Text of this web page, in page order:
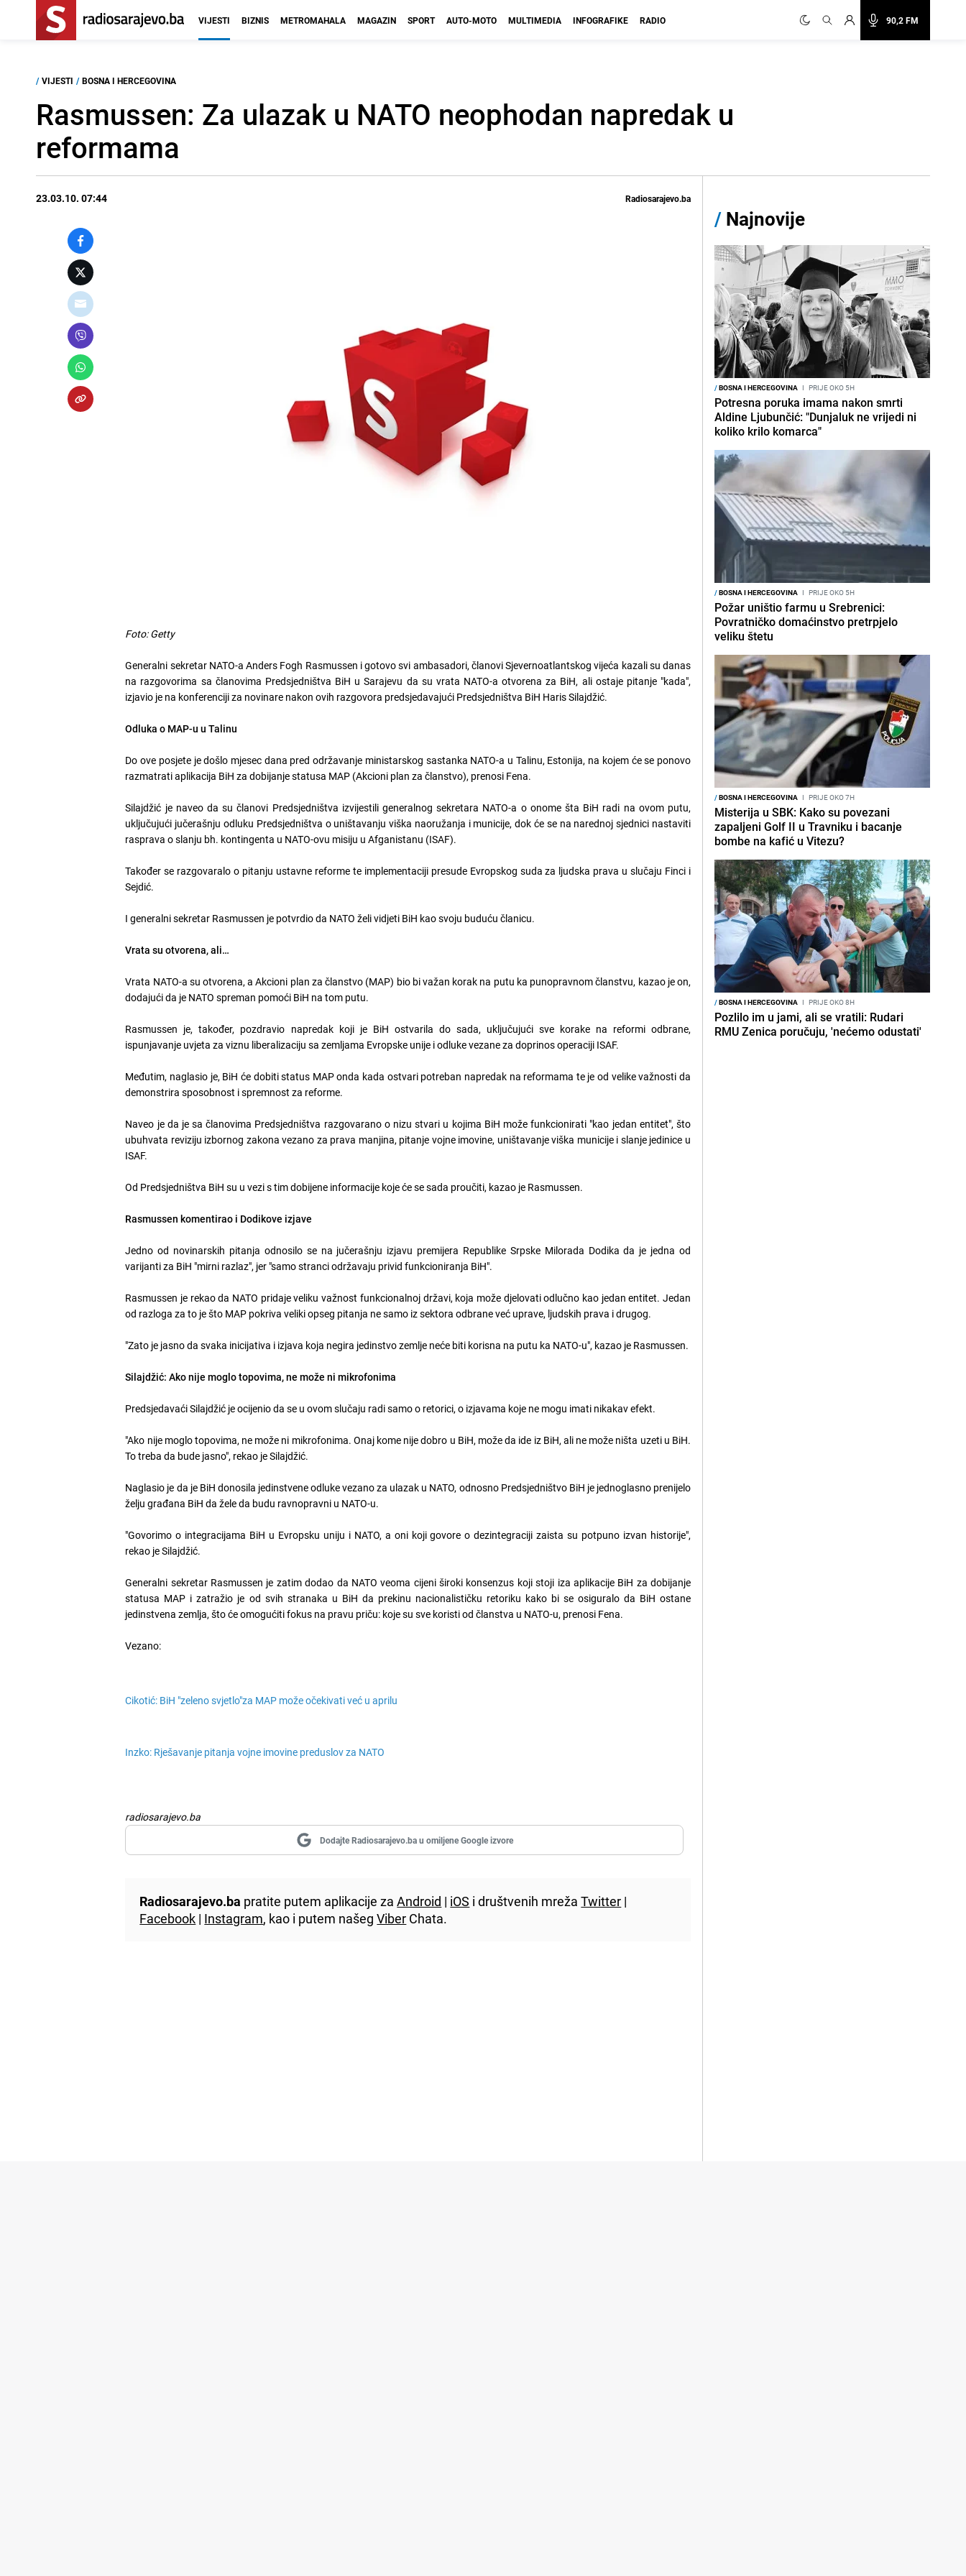
90,2 FM
VIJESTI BIZNIS METROMAHALA MAGAZIN SPORT AUTO-MOTO MULTIMEDIA INFOGRAFIKE RADIO
/ VIJESTI / BOSNA I HERCEGOVINA
Rasmussen: Za ulazak u NATO neophodan napredak u
reformama
23.03.10. 07:44 Radiosarajevo.ba
Foto: Getty
Generalni sekretar NATO-a Anders Fogh Rasmussen i gotovo svi ambasadori, članovi Sjevernoatlantskog vijeća kazali su danas
na razgovorima sa članovima Predsjedništva BiH u Sarajevu da su vrata NATO-a otvorena za BiH, ali ostaje pitanje "kada",
izjavio je na konferenciji za novinare nakon ovih razgovora predsjedavajući Predsjedništva BiH Haris Silajdžić.
Odluka o MAP-u u Talinu
Do ove posjete je došlo mjesec dana pred održavanje ministarskog sastanka NATO-a u Talinu, Estonija, na kojem će se ponovo
razmatrati aplikacija BiH za dobijanje statusa MAP (Akcioni plan za članstvo), prenosi Fena.
Silajdžić je naveo da su članovi Predsjedništva izvijestili generalnog sekretara NATO-a o onome šta BiH radi na ovom putu,
uključujući jučerašnju odluku Predsjedništva o uništavanju viška naoružanja i municije, dok će se na narednoj sjednici nastaviti
rasprava o slanju bh. kontingenta u NATO-ovu misiju u Afganistanu (ISAF).
Također se razgovaralo o pitanju ustavne reforme te implementaciji presude Evropskog suda za ljudska prava u slučaju Finci i
Sejdić.
I generalni sekretar Rasmussen je potvrdio da NATO želi vidjeti BiH kao svoju buduću članicu.
Vrata su otvorena, ali…
Vrata NATO-a su otvorena, a Akcioni plan za članstvo (MAP) bio bi važan korak na putu ka punopravnom članstvu, kazao je on,
dodajući da je NATO spreman pomoći BiH na tom putu.
Rasmussen je, također, pozdravio napredak koji je BiH ostvarila do sada, uključujući sve korake na reformi odbrane,
ispunjavanje uvjeta za viznu liberalizaciju sa zemljama Evropske unije i odluke vezane za doprinos operaciji ISAF.
Međutim, naglasio je, BiH će dobiti status MAP onda kada ostvari potreban napredak na reformama te je od velike važnosti da
demonstrira sposobnost i spremnost za reforme.
Naveo je da je sa članovima Predsjedništva razgovarano o nizu stvari u kojima BiH može funkcionirati "kao jedan entitet", što
ubuhvata reviziju izbornog zakona vezano za prava manjina, pitanje vojne imovine, uništavanje viška municije i slanje jedinice u
ISAF.
Od Predsjedništva BiH su u vezi s tim dobijene informacije koje će se sada proučiti, kazao je Rasmussen.
Rasmussen komentirao i Dodikove izjave
Jedno od novinarskih pitanja odnosilo se na jučerašnju izjavu premijera Republike Srpske Milorada Dodika da je jedna od
varijanti za BiH "mirni razlaz", jer "samo stranci održavaju privid funkcioniranja BiH".
Rasmussen je rekao da NATO pridaje veliku važnost funkcionalnoj državi, koja može djelovati odlučno kao jedan entitet. Jedan
od razloga za to je što MAP pokriva veliki opseg pitanja ne samo iz sektora odbrane već uprave, ljudskih prava i drugog.
"Zato je jasno da svaka inicijativa i izjava koja negira jedinstvo zemlje neće biti korisna na putu ka NATO-u", kazao je Rasmussen.
Silajdžić: Ako nije moglo topovima, ne može ni mikrofonima
Predsjedavaći Silajdžić je ocijenio da se u ovom slučaju radi samo o retorici, o izjavama koje ne mogu imati nikakav efekt.
"Ako nije moglo topovima, ne može ni mikrofonima. Onaj kome nije dobro u BiH, može da ide iz BiH, ali ne može ništa uzeti u BiH.
To treba da bude jasno", rekao je Silajdžić.
Naglasio je da je BiH donosila jedinstvene odluke vezano za ulazak u NATO, odnosno Predsjedništvo BiH je jednoglasno prenijelo
želju građana BiH da žele da budu ravnopravni u NATO-u.
"Govorimo o integracijama BiH u Evropsku uniju i NATO, a oni koji govore o dezintegraciji zaista su potpuno izvan historije",
rekao je Silajdžić.
Generalni sekretar Rasmussen je zatim dodao da NATO veoma cijeni široki konsenzus koji stoji iza aplikacije BiH za dobijanje
statusa MAP i zatražio je od svih stranaka u BiH da prekinu nacionalističku retoriku kako bi se osiguralo da BiH ostane
jedinstvena zemlja, što će omogućiti fokus na pravu priču: koje su sve koristi od članstva u NATO-u, prenosi Fena.
Vezano:
Cikotić: BiH "zeleno svjetlo"za MAP može očekivati već u aprilu
Inzko: Rješavanje pitanja vojne imovine preduslov za NATO
radiosarajevo.ba
Dodajte Radiosarajevo.ba u omiljene Google izvore
Radiosarajevo.ba pratite putem aplikacije zaAndroid | iOS i društvenih mrežaTwitter |
Facebook | Instagram, kao i putem našegViber Chata.
/ Najnovije
/BOSNA I HERCEGOVINA I PRIJE OKO 5H
Potresna poruka imama nakon smrti
Aldine Ljubunčić: "Dunjaluk ne vrijedi ni
koliko krilo komarca"
/BOSNA I HERCEGOVINA I PRIJE OKO 5H
Požar uništio farmu u Srebrenici:
Povratničko domaćinstvo pretrpjelo
veliku štetu
/BOSNA I HERCEGOVINA I PRIJE OKO 7H
Misterija u SBK: Kako su povezani
zapaljeni Golf II u Travniku i bacanje
bombe na kafić u Vitezu?
/BOSNA I HERCEGOVINA I PRIJE OKO 8H
Pozlilo im u jami, ali se vratili: Rudari
RMU Zenica poručuju, 'nećemo odustati'